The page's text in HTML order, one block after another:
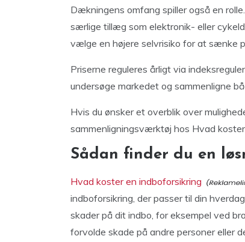
Dækningens omfang spiller også en
særlige tillæg som elektronik- eller
vælge en højere selvrisiko for at sænke
Priserne reguleres årligt via
undersøge markedet og sammenligne
Hvis du ønsker et overblik over
sammenligningsværktøj hos Hvad
Sådan finder du en
Hvad koster en indboforsikring
indboforsikring, der passer til din
skader på dit indbo, for eksempel ved
forvolde skade på andre personer eller